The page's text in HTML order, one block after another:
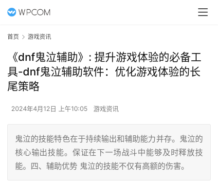
首页 游戏资讯
《dnf鬼泣辅助》: 提升游戏体验的必备工
具-dnf鬼泣辅助软件：优化游戏体验的长
尾策略
2024年4月12日 上午10:05 游戏资讯
鬼泣的技能特色在于持续输出和辅助能力并存。鬼泣的
核心输出技能。保证在下一场战斗中能够及时释放技
能。四、辅助优势 鬼泣的技能不仅有高额的伤害。